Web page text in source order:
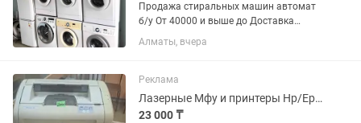
Продажа стиральных машин автомат
б/у От 40000 и выше до Доставка
подключение бесплатно
Алматы, вчера
Реклама
Лазерные Мфу и принтеры Hp/Epson/Canon
23 000 ₸